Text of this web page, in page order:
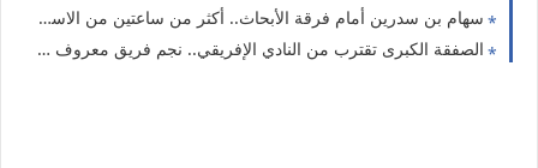
سهام بن سدرين أمام فرقة الأبحاث.. أكثر من ساعتين من الاستماع وقرار قضائي جديد
الصفقة الكبرى تقترب من النادي الإفريقي.. نجم فريق معروف على أعتاب باب الجديد!